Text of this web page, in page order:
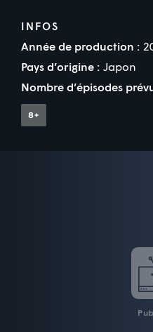
INFOS
Année de production :
Pays d’origine : Japon
Nombre d’épisodes